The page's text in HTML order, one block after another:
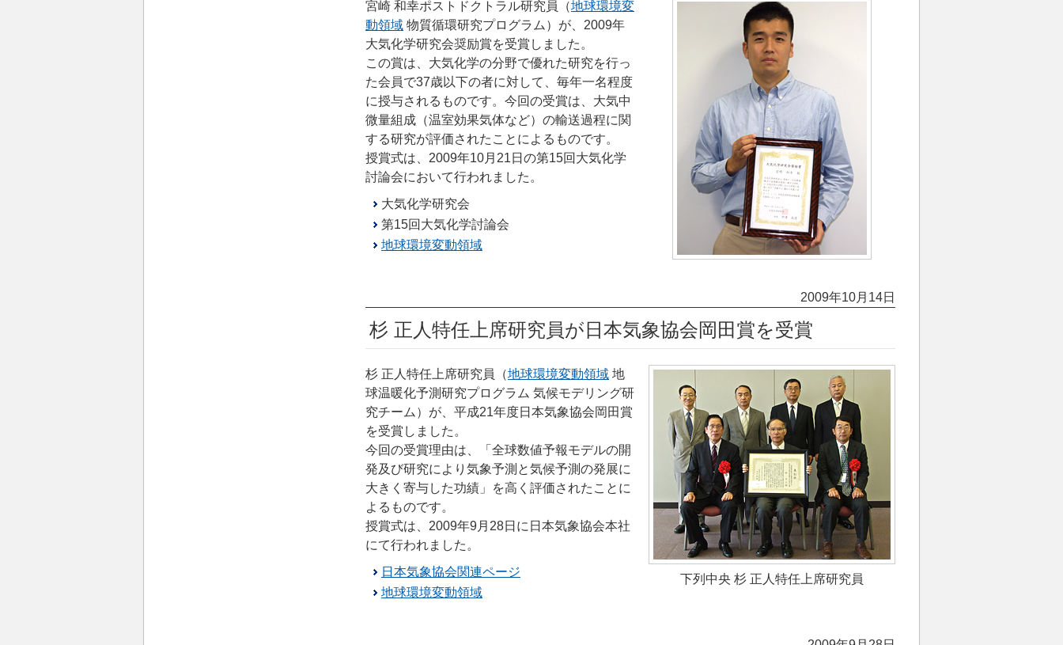
宮崎 和幸ポストドクトラル研究員（地球環境変
動領域 物質循環研究プログラム）が、2009年
大気化学研究会奨励賞を受賞しました。
この賞は、大気化学の分野で優れた研究を行っ
た会員で37歳以下の者に対して、毎年一名程度
に授与されるものです。今回の受賞は、大気中
微量組成（温室効果気体など）の輸送過程に関
する研究が評価されたことによるものです。
授賞式は、2009年10月21日の第15回大気化学
討論会において行われました。
大気化学研究会
第15回大気化学討論会
地球環境変動領域
2009年10月14日
杉 正人特任上席研究員が日本気象協会岡田賞を受賞
下列中央 杉 正人特任上席研究員
杉 正人特任上席研究員（地球環境変動領域 地
球温暖化予測研究プログラム 気候モデリング研
究チーム）が、平成21年度日本気象協会岡田賞
を受賞しました。
今回の受賞理由は、「全球数値予報モデルの開
発及び研究により気象予測と気候予測の発展に
大きく寄与した功績」を高く評価されたことに
よるものです。
授賞式は、2009年9月28日に日本気象協会本社
にて行われました。
日本気象協会関連ページ
地球環境変動領域